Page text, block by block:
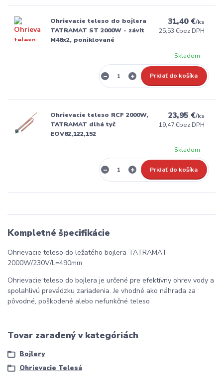
Ohrievacie teleso do bojlera
TATRAMAT ST 2000W - závit
M48x2, poniklované
31,40 €/ks
25,53 €bez DPH
Skladom
Pridať do košíka
Ohrievacie teleso RCF 2000W,
TATRAMAT dlhá tyč
EOV82,122,152
23,95 €/ks
19,47 €bez DPH
Skladom
Pridať do košíka
Kompletné špecifikácie
Ohrievacie teleso do ležatého bojlera TATRAMAT
2000W/230V/L=490mm
Ohrievacie teleso do bojlera je určené pre efektívny ohrev vody a
spolahlivú prevádzku zariadenia. Je vhodné ako náhrada za
pôvodné, poškodené alebo nefunkčné teleso
Tovar zaradený v kategóriách
Bojlery
Ohrievacie Telesá